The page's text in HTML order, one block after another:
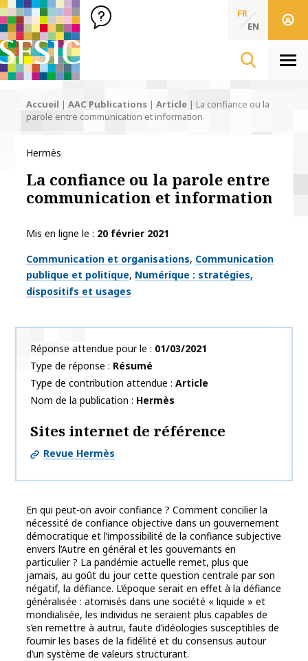
SFSIC Société Française des Sciences de l'Information & de
Société Française des Sciences
de l'Information
FR
EN
Accueil | AAC Publications | Article | La confiance ou la
parole entre communication et information
Hermès
La confiance ou la parole entre
communication et information
Mis en ligne le
20 février 2021
Thématiques
Communication et organisations Communication
publique et politique Numérique : stratégies,
dispositifs et usages
Réponse attendue pour le
01/03/2021
Type de réponse
Résumé
Type de contribution attendue
Article
Nom de la publication
Hermès
Sites internet de référence
Revue Hermès
En qui peut-on avoir confiance ? Comment concilier la
nécessité de confiance objective dans un gouvernement
démocratique et l’impossibilité de la confiance subjective
envers l’Autre en général et les gouvernants en
particulier ? La pandémie actuelle remet, plus que
jamais, au goût du jour cette question centrale par son
négatif, la défiance. L’époque serait en effet à la défiance
généralisée : atomisés dans une société « liquide » et
mondialisée, les individus ne seraient plus capables de
s’en remettre à autrui, faute d’idéologies susceptibles de
fournir les bases de la fidélité et du consensus autour
d’un système de valeurs structurant.